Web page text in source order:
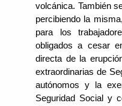
volcánica. También
percibiendo la
para los
obligados a cesar
directa de la
extraordinarias de
autónomos y la
Seguridad Social y